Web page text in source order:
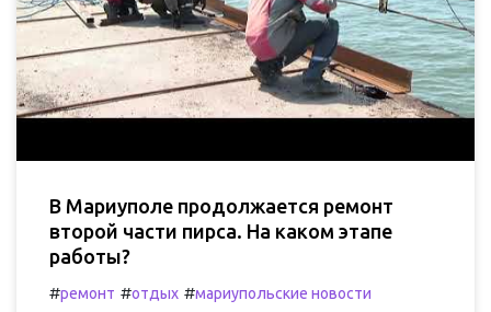
В Мариуполе продолжается ремонт
второй части пирса. На каком этапе
работы?
#ремонт #отдых #мариупольские новости